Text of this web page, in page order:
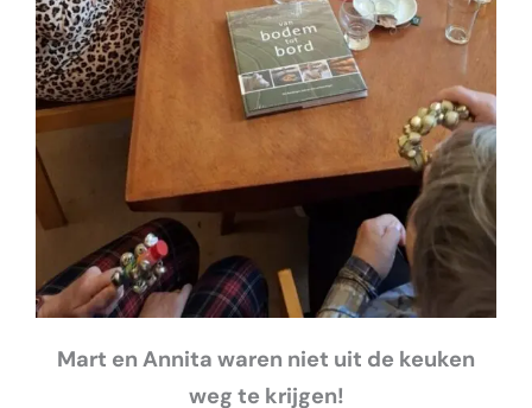
Mart en Annita waren niet uit de keuken
weg te krijgen!